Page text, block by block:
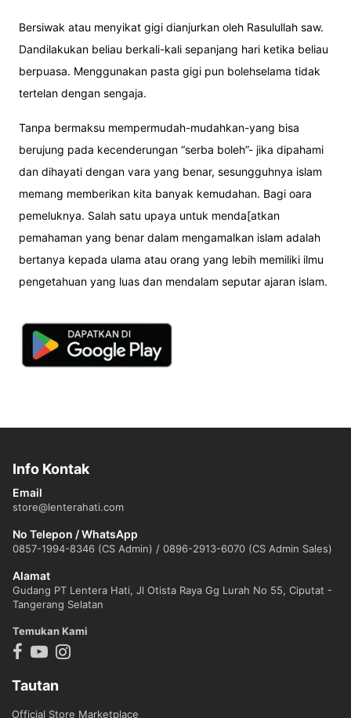
Bersiwak atau menyikat gigi dianjurkan oleh Rasulullah saw.
Dandilakukan beliau berkali-kali sepanjang hari ketika beliau
berpuasa. Menggunakan pasta gigi pun bolehselama tidak
tertelan dengan sengaja.
Tanpa bermaksu mempermudah-mudahkan-yang bisa
berujung pada kecenderungan “serba boleh”- jika dipahami
dan dihayati dengan vara yang benar, sesungguhnya islam
memang memberikan kita banyak kemudahan. Bagi oara
pemeluknya. Salah satu upaya untuk menda[atkan
pemahaman yang benar dalam mengamalkan islam adalah
bertanya kepada ulama atau orang yang lebih memiliki ilmu
pengetahuan yang luas dan mendalam seputar ajaran islam.
Info Kontak
Email
store@lenterahati.com
No Telepon / WhatsApp
0857-1994-8346 (CS Admin) / 0896-2913-6070 (CS Admin Sales)
Alamat
Gudang PT Lentera Hati, Jl Otista Raya Gg Lurah No 55, Ciputat -
Tangerang Selatan
Temukan Kami
Tautan
Official Store Marketplace